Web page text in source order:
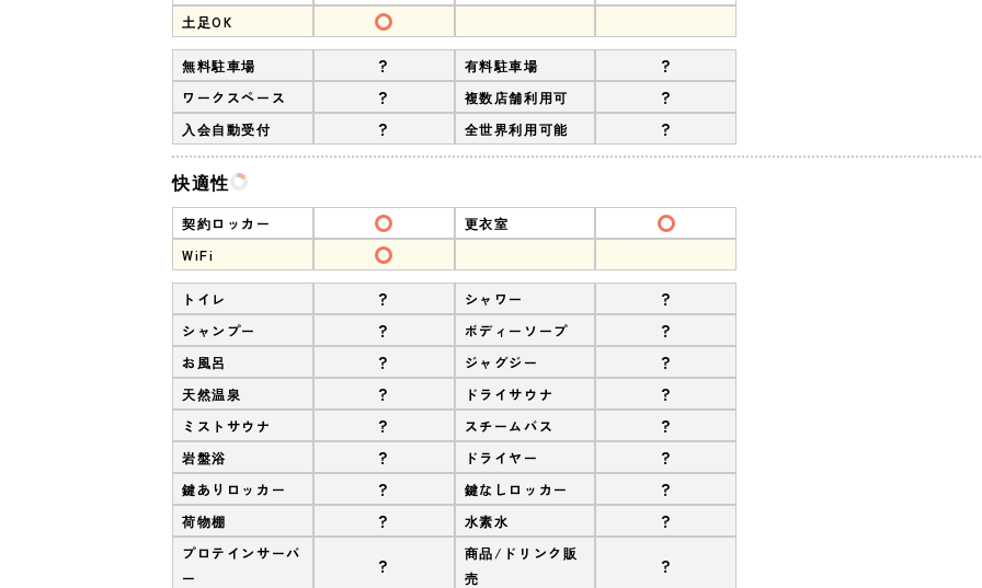
土足OK
無料駐車場 ? 有料駐車場 ?
ワークスペース ? 複数店舗利用可 ?
入会自動受付 ? 全世界利用可能 ?
快適性
契約ロッカー
更衣室
WiFi
トイレ ? シャワー ?
シャンプー ? ボディーソープ ?
お風呂 ? ジャグジー ?
天然温泉 ? ドライサウナ ?
ミストサウナ ? スチームバス ?
岩盤浴 ? ドライヤー ?
鍵ありロッカー ? 鍵なしロッカー ?
荷物棚 ? 水素水 ?
プロテインサーバ
ー
?
商品/ドリンク販
売
?